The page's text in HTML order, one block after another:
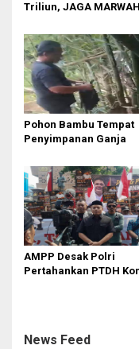
Triliun, JAGA MARWAH
Telkomsel Nugroho
Dugaan Kasus Notifikasi
Perbankan
Pohon Bambu Tempat
Penyimpanan Ganja
AMPP Desak Polri
Pertahankan PTDH
News Feed